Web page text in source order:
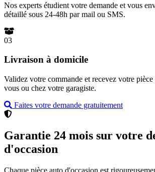
Nos experts étudient votre demande et vous
détaillé sous 24-48h par mail ou SMS.
03
Livraison à domicile
Validez votre commande et recevez votre
vous ou chez votre garagiste.
Faites votre demande gratuitement
Garantie 24 mois sur votre
d'occasion
Chaque pièce auto d'occasion est